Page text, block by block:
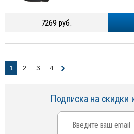
7269 руб.
1 2 3 4
Подписка на скидки